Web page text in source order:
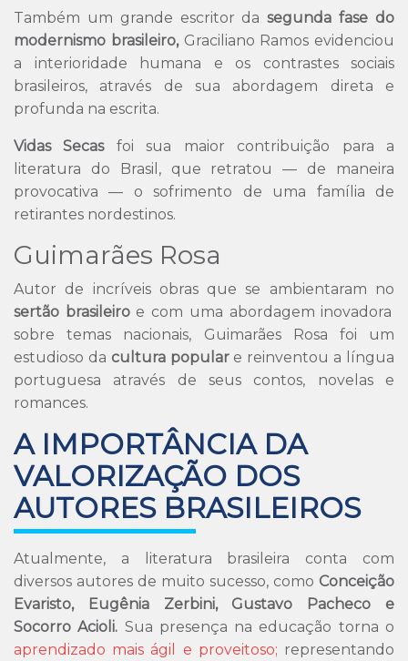
Também um grande escritor dasegunda fase do
modernismo brasileiro,Graciliano Ramos evidenciou
a interioridade humana e os contrastes sociais
brasileiros, através de sua abordagem direta e
profunda na escrita.
Vidas Secasfoi sua maior contribuição para a
literatura do Brasil, que retratou — de maneira
provocativa — o sofrimento de uma família de
retirantes nordestinos.
Guimarães Rosa
Autor de incríveis obras que se ambientaram no
sertão brasileiro e com uma abordagem inovadora
sobre temas nacionais, Guimarães Rosa foi um
estudioso da cultura popular e reinventou a língua
portuguesa através de seus contos, novelas e
romances.
A IMPORTÂNCIA DA
VALORIZAÇÃO DOS
AUTORES BRASILEIROS
Atualmente, a literatura brasileira conta com
diversos autores de muito sucesso, como Conceição
Evaristo, Eugênia Zerbini, Gustavo Pacheco e
Socorro Acioli. Sua presença na educação torna o
aprendizado mais ágil e proveitoso; representando